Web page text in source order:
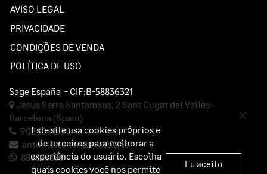
AVISO LEGAL
PRIVACIDADE
CONDIÇÕES DE VENDA
POLÍTICA DE USO
Sage España - CIF:B-58836321
Jesús Serra Santamans, 2 Sant Cugat del Vallès-
Barcelona (Spain)
902 10 45 90
antonio.sanchez@aelis.es
888888888
Este site usa cookies próprios e
de terceiros para melhorar a
experiência do usuário. Escolha
quais cookies você nos permite
Eu aceito